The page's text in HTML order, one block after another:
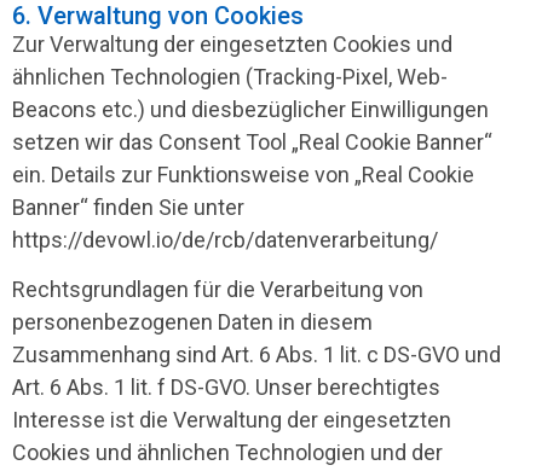
6. Verwaltung von Cookies
Zur Verwaltung der eingesetzten Cookies und
ähnlichen Technologien (Tracking-Pixel, Web-
Beacons etc.) und diesbezüglicher Einwilligungen
setzen wir das Consent Tool „Real Cookie Banner“
ein. Details zur Funktionsweise von „Real Cookie
Banner“ finden Sie unter
https://devowl.io/de/rcb/datenverarbeitung/
Rechtsgrundlagen für die Verarbeitung von
personenbezogenen Daten in diesem
Zusammenhang sind Art. 6 Abs. 1 lit. c DS-GVO und
Art. 6 Abs. 1 lit. f DS-GVO. Unser berechtigtes
Interesse ist die Verwaltung der eingesetzten
Cookies und ähnlichen Technologien und der